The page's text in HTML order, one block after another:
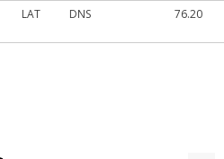
LAT DNS 76.20